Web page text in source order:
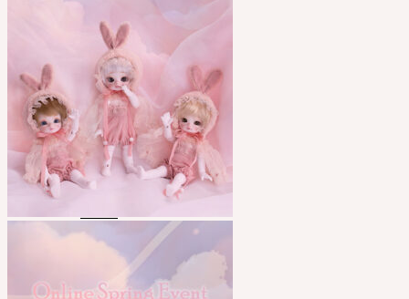
眼珠
衣服
化妆保养品
娃娃支架ㆍ棉包
化妆工具
组装工具
修正工具
Neor档案
Pet Doll
Timp
Fair
iMda娃娃
新闻ㆍ公告